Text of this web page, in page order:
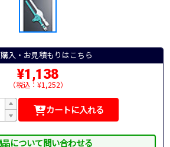
入・お見積もりはこちら
¥1,138
（税込：¥1,252）
カートに入れる
品について問い合わせる